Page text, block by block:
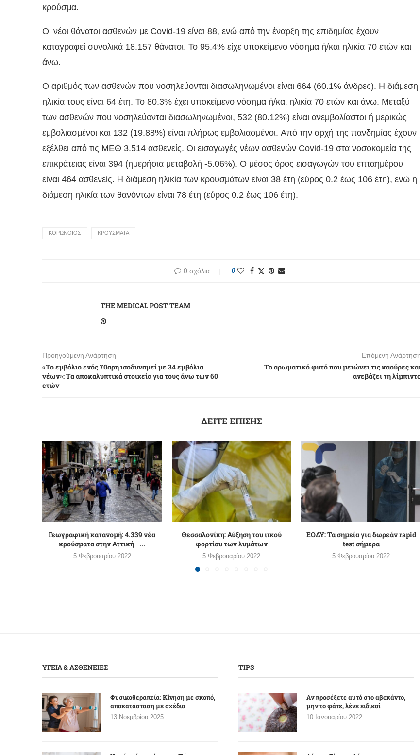
κρούσμα.
Οι νέοι θάνατοι ασθενών με Covid-19 είναι 88, ενώ από την έναρξη της επιδημίας έχουν
καταγραφεί συνολικά 18.157 θάνατοι. Το 95.4% είχε υποκείμενο νόσημα ή/και ηλικία 70 ετών και
άνω.
Ο αριθμός των ασθενών που νοσηλεύονται διασωληνωμένοι είναι 664 (60.1% άνδρες). Η διάμεση
ηλικία τους είναι 64 έτη. To 80.3% έχει υποκείμενο νόσημα ή/και ηλικία 70 ετών και άνω. Μεταξύ
των ασθενών που νοσηλεύονται διασωληνωμένοι, 532 (80.12%) είναι ανεμβολίαστοι ή μερικώς
εμβολιασμένοι και 132 (19.88%) είναι πλήρως εμβολιασμένοι. Από την αρχή της πανδημίας έχουν
εξέλθει από τις ΜΕΘ 3.514 ασθενείς. Οι εισαγωγές νέων ασθενών Covid-19 στα νοσοκομεία της
επικράτειας είναι 394 (ημερήσια μεταβολή -5.06%). Ο μέσος όρος εισαγωγών του επταημέρου
είναι 464 ασθενείς. Η διάμεση ηλικία των κρουσμάτων είναι 38 έτη (εύρος 0.2 έως 106 έτη), ενώ η
διάμεση ηλικία των θανόντων είναι 78 έτη (εύρος 0.2 έως 106 έτη).
ΚΟΡΩΝΟΙΟΣ ΚΡΟΥΣΜΑΤΑ
0 σχόλια 0
THE MEDICAL POST TEAM
Προηγούμενη Ανάρτηση
«Το εμβόλιο ενός 70αρη ισοδυναμεί με 34 εμβόλια
νέων»: Τα αποκαλυπτικά στοιχεία για τους άνω των 60
ετών
Επόμενη Ανάρτηση
Το αρωματικό φυτό που μειώνει τις καούρες
ανεβάζει τη
ΔΕΙΤΕ ΕΠΙΣΗΣ
Γεωγραφική κατανομή: 4.339 νέα
κρούσματα στην Αττική –...
5 Φεβρουαρίου 2022
Θεσσαλονίκη: Αύξηση του ιικού
φορτίου των λυμάτων
5 Φεβρουαρίου 2022
ΕΟΔΥ: Τα σημεία για δωρεάν rapid
test σήμερα
5 Φεβρουαρίου 2022
ΥΓΕΙΑ & ΑΣΘΕΝΕΙΕΣ
Φυσικοθεραπεία: Κίνηση με σκοπό,
αποκατάσταση με σχέδιο
13 Νοεμβρίου 2025
TIPS
Αν προσέξετε αυτό στο αβοκάντο,
μην το φάτε, λένε ειδικοί
10 Ιανουαρίου 2022